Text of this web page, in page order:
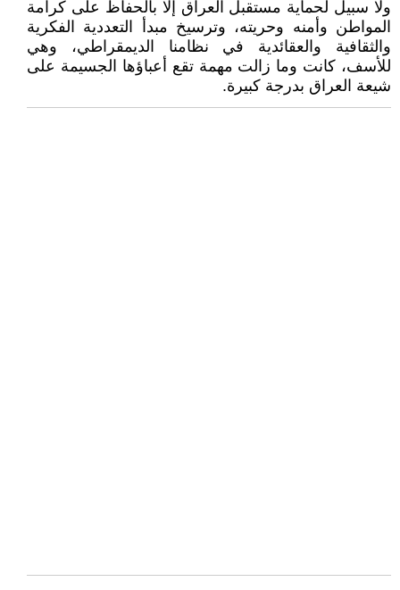
ولا سبيل لحماية مستقبل العراق إلا بالحفاظ على كرامة
المواطن وأمنه وحريته، وترسيخ مبدأ التعددية الفكرية
والثقافية والعقائدية في نظامنا الديمقراطي، وهي
للأسف، كانت وما زالت مهمة تقع أعباؤها الجسيمة على
شيعة العراق بدرجة كبيرة.